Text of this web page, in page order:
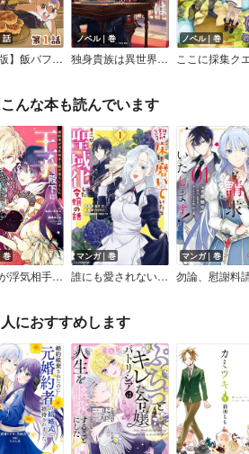
話
【単話版】飯バフ食堂、盛況なり～「おっさんは邪魔だ！」と追放された付与術師、特技を生かして田舎で食堂を開くも英雄御用達となる～＠COMIC
ノベル｜巻
独身貴族は異世界を謳歌する～結婚しない男の優雅なおひとりさまライフ～
ノベル｜巻
んな本も読んでいます
巻
婚約者が浮気相手と駆け落ちしました。王子殿下に溺愛されて幸せなので、今さら戻りたいと言われても困ります。
マンガ｜巻
誰にも愛されないので床を磨いていたらそこが聖域化した令嬢の話（コミック）
マンガ｜巻
におすすめします